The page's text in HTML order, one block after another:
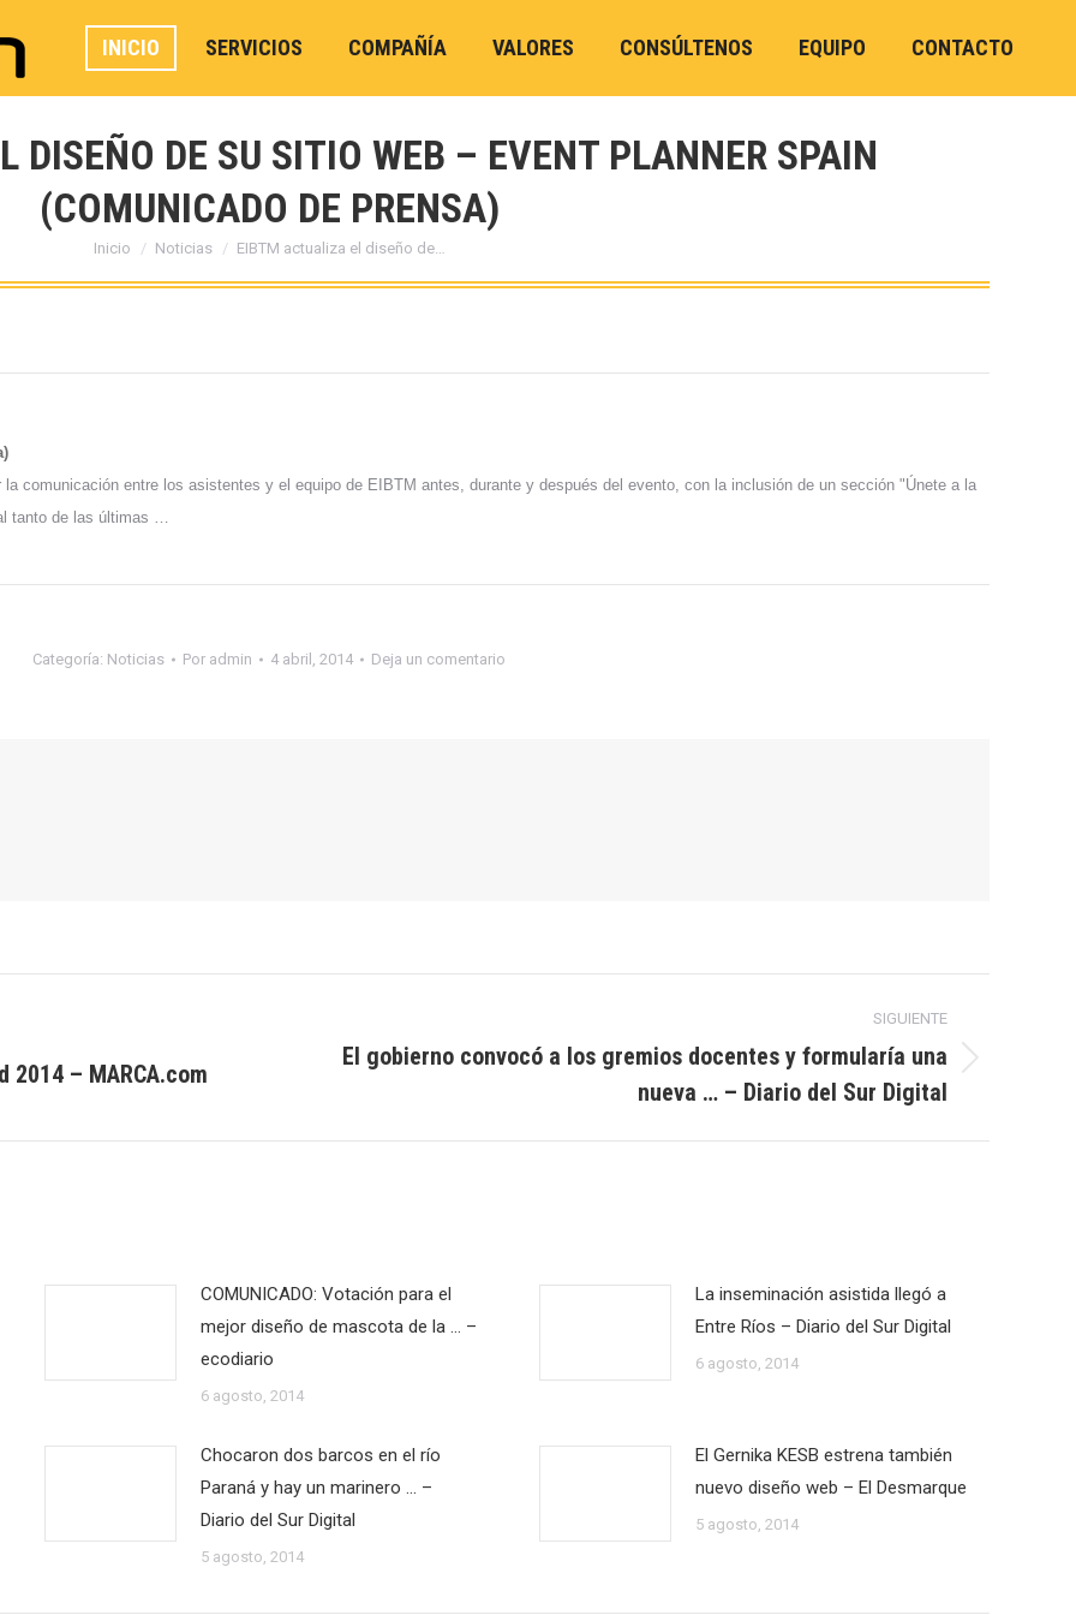
INICIO SERVICIOS COMPAÑÍA VALORES CONSÚLTENOS EQUIPO CONTACTO
DISEÑO DE SU SITIO WEB – EVENT PLANNER SPAIN
(COMUNICADO DE PRENSA)
Estás aquí:
Inicio Noticias EIBTM actualiza el diseño de…
la comunicación entre los asistentes y el equipo de EIBTM antes, durante y después del evento, con la inclusión de un sección "Únete a la
tanto de las últimas …
Categoría: Noticias Por admin 4 abril, 2014 Deja un comentario
2014 – MARCA.com
SIGUIENTE
Publicación
El gobierno convocó a los gremios docentes y formularía una
nueva … – Diario del Sur Digital
COMUNICADO: Votación para el
mejor diseño de mascota de la … –
ecodiario
6 agosto, 2014
La inseminación asistida llegó a
Entre Ríos – Diario del Sur Digital
6 agosto, 2014
Chocaron dos barcos en el río
Paraná y hay un marinero … –
Diario del Sur Digital
5 agosto, 2014
El Gernika KESB estrena también
nuevo diseño web – El Desmarque
5 agosto, 2014